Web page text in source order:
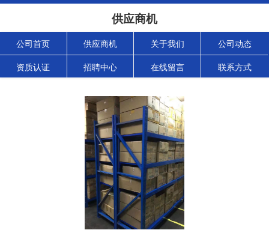
供应商机
公司首页 供应商机 关于我们 公司动态
资质认证 招聘中心 在线留言 联系方式